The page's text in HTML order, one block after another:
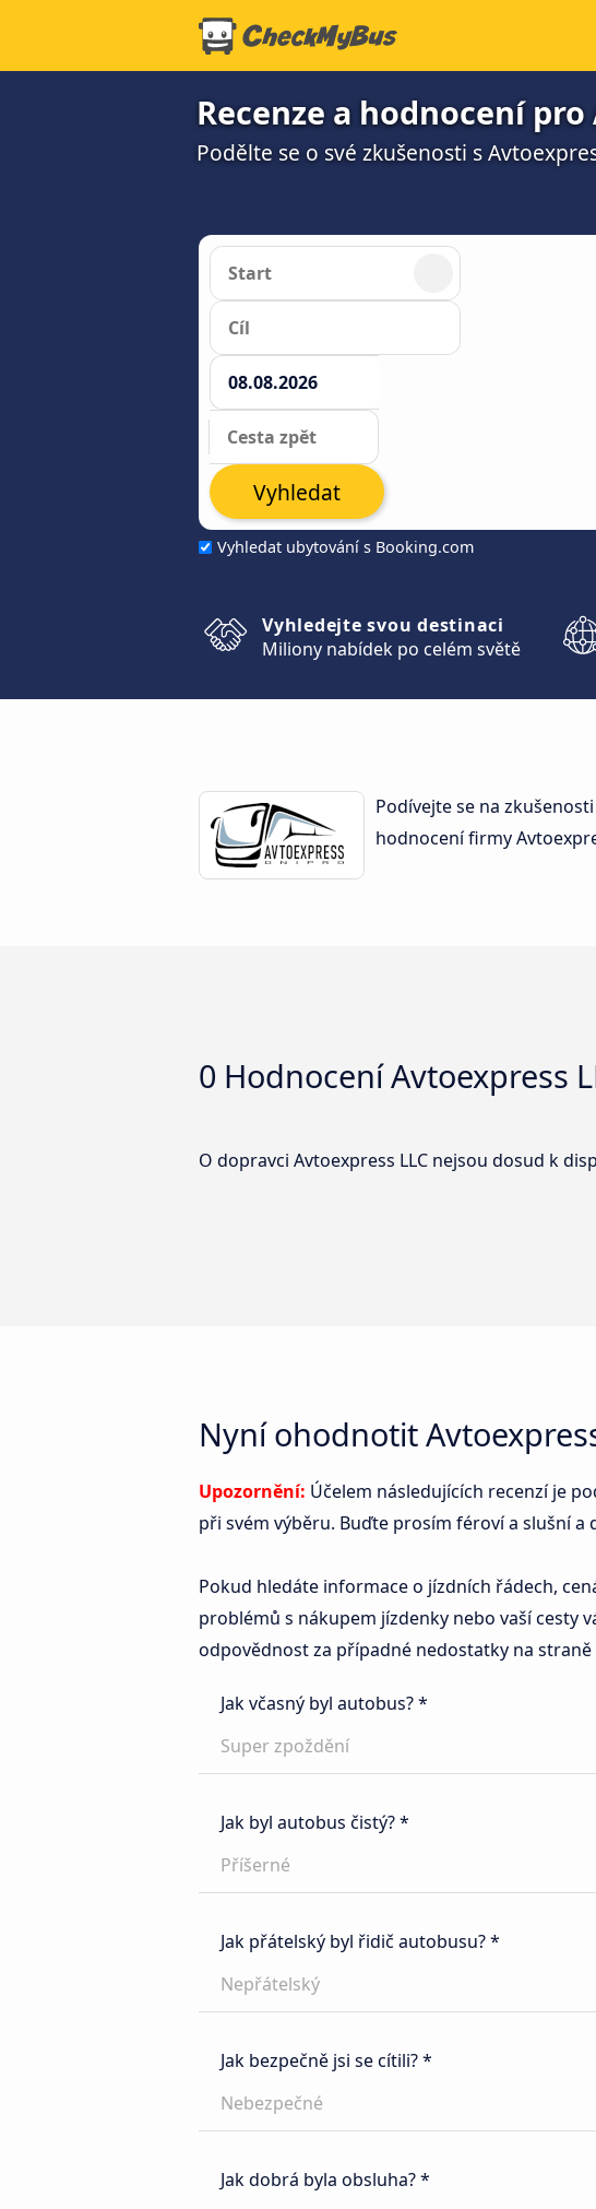
Recenze a hodnocení pro
Podělte se o své zkušenosti s
Vyhledat ubytování s Booking.com
Vyhledat
Vyhledejte svou destinaci
Miliony nabídek po celém světě
Podívejte se na
hodnocení firmy
0 HodnoceníAvtoexpress
O dopravci Avtoexpress LLC nejsou dosud k
Nyní ohodnotit
Upozornění: Účelem následujících recenzí je
při svém výběru. Buďte prosím féroví a slušní
Pokud hledáte informace o jízdních řádech,
problémů s nákupem jízdenky nebo vaší cesty
odpovědnost za případné nedostatky na
Jak včasný byl autobus? *
Super zpoždění
Jak byl autobus čistý? *
Příšerné
Jak přátelský byl řidič autobusu? *
Nepřátelský
Jak bezpečně jsi se cítili? *
Nebezpečné
Jak dobrá byla obsluha? *